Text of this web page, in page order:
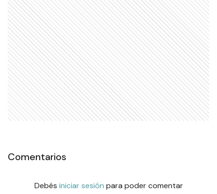
Comentarios
Debés iniciar sesión para poder comentar